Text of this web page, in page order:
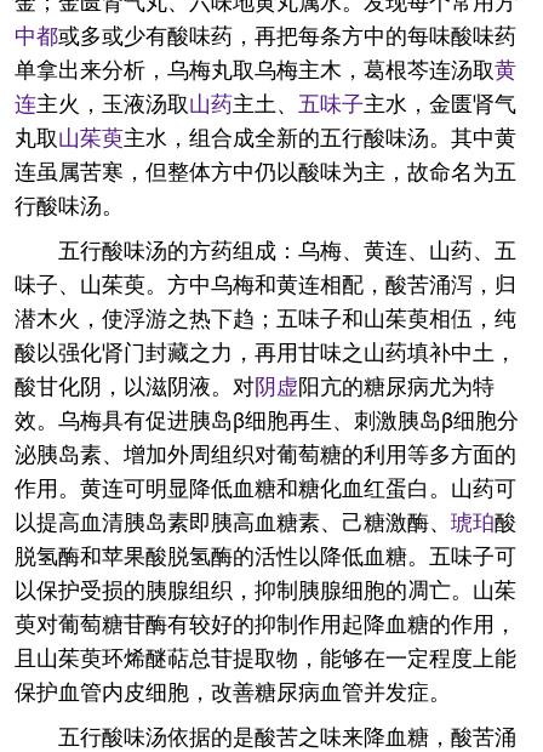
中都或多或少有酸味药，再把每条方中的每味酸味药
单拿出来分析，乌梅丸取乌梅主木，葛根芩连汤取黄
连主火，玉液汤取山药主土、 五味子主水，金匮肾气
丸取山茱萸主水，组合成全新的五行酸味汤。其中黄
连虽属苦寒，但整体方中仍以酸味为主，故命名为五
行酸味汤。
五行酸味汤的方药组成：乌梅、黄连、山药、五
味子、山茱萸。方中乌梅和黄连相配，酸苦涌泻，归
潜木火，使浮游之热下趋；五味子和山茱萸相伍，纯
酸以强化肾门封藏之力，再用甘味之山药填补中土，
酸甘化阴，以滋阴液。对阴虚阳亢的糖尿病尤为特
效。乌梅具有促进胰岛β细胞再生、刺激胰岛β细胞分
泌胰岛素、增加外周组织对葡萄糖的利用等多方面的
作用。黄连可明显降低血糖和糖化血红蛋白。山药可
以提高血清胰岛素即胰高血糖素、己糖激酶、 琥珀酸
脱氢酶和苹果酸脱氢酶的活性以降低血糖。五味子可
以保护受损的胰腺组织，抑制胰腺细胞的凋亡。山茱
萸对葡萄糖苷酶有较好的抑制作用起降血糖的作用，
且山茱萸环烯醚萜总苷提取物，能够在一定程度上能
保护血管内皮细胞，改善糖尿病血管并发症。
五行酸味汤依据的是酸苦之味来降血糖，酸苦涌